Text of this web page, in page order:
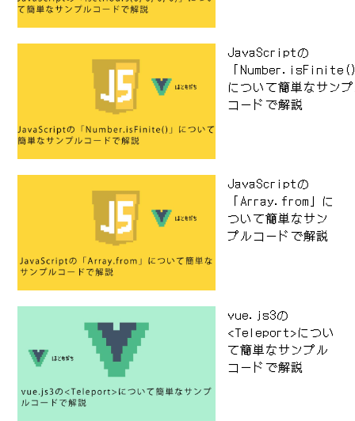
JavaScriptの
「
について簡単なサン
コードで解説
JavaScriptの
「Array.from」に
ついて簡単なサン
プルコードで解説
vue.js3の
<Teleport>につい
て簡単なサンプル
コードで解説